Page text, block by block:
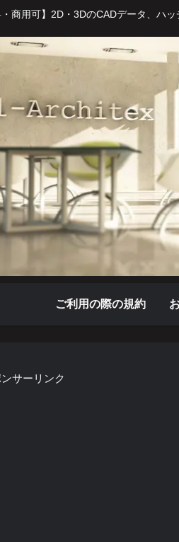
・商用可】2D・3DのCADデータ、ハ
ご利用の際の規約
サーリンク